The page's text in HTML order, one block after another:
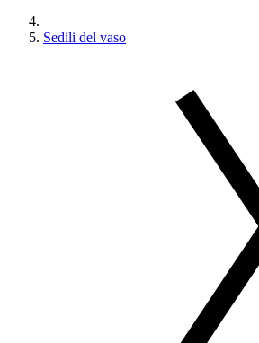
Sedili del vaso